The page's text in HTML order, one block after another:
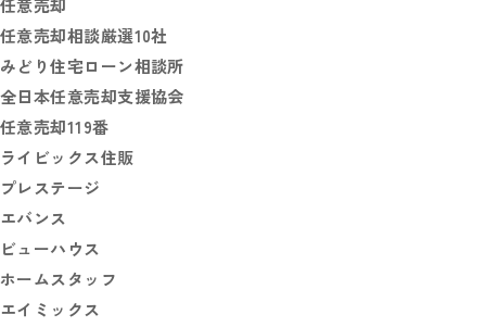
任意売却
任意売却相談厳選10社
みどり住宅ローン相談所
全日本任意売却支援協会
任意売却119番
ライビックス住販
プレステージ
エバンス
ビューハウス
ホームスタッフ
エイミックス